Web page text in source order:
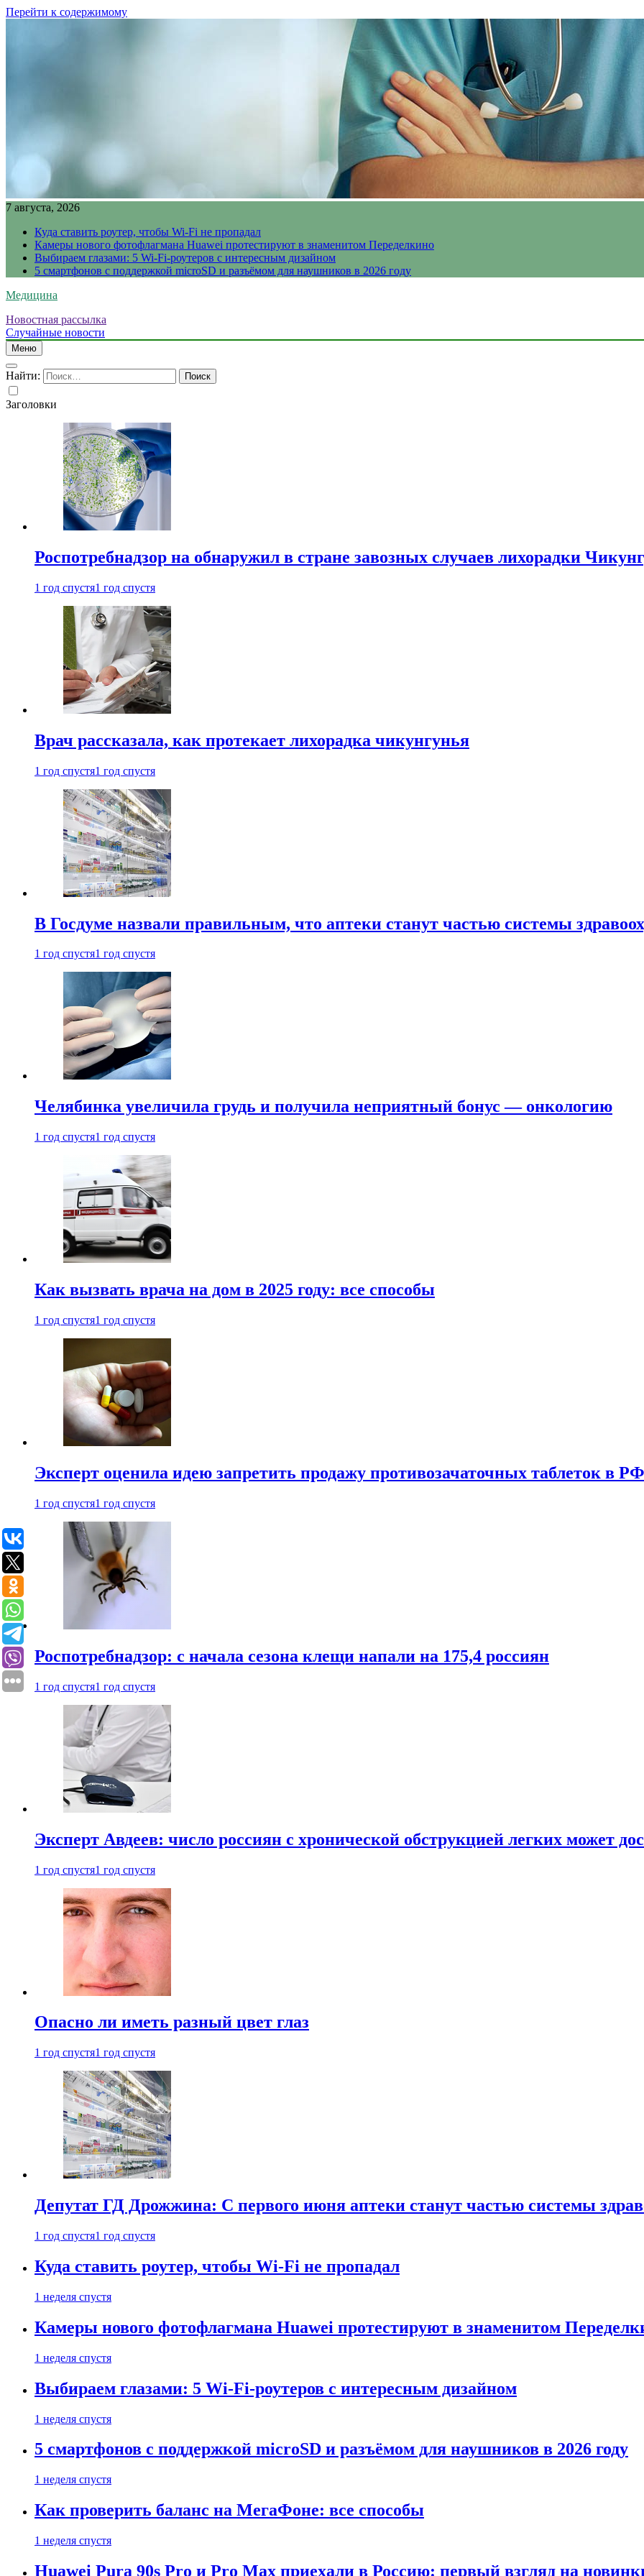
Перейти к содержимому
7 августа, 2026
Куда ставить роутер, чтобы Wi-Fi не пропадал
Камеры нового фотофлагмана Huawei протестируют в знаменитом Переделкино
Выбираем глазами: 5 Wi-Fi-роутеров с интересным дизайном
5 смартфонов с поддержкой microSD и разъёмом для наушников в 2026 году
Медицина
Новостная рассылка
Случайные новости
Меню
Найти:
Заголовки
Роспотребнадзор на обнаружил в стране завозных случаев лихорадки
1 год спустя1 год спустя
Врач рассказала, как протекает лихорадка чикунгунья
1 год спустя1 год спустя
В Госдуме назвали правильным, что аптеки станут частью системы
1 год спустя1 год спустя
Челябинка увеличила грудь и получила неприятный бонус — онкологию
1 год спустя1 год спустя
Как вызвать врача на дом в 2025 году: все способы
1 год спустя1 год спустя
Эксперт оценила идею запретить продажу противозачаточных таблеток в РФ
1 год спустя1 год спустя
Роспотребнадзор: с начала сезона клещи напали на 175,4 россиян
1 год спустя1 год спустя
Эксперт Авдеев: число россиян с хронической обструкцией легких может
1 год спустя1 год спустя
Опасно ли иметь разный цвет глаз
1 год спустя1 год спустя
Депутат ГД Дрожжина: С первого июня аптеки станут частью системы
1 год спустя1 год спустя
Куда ставить роутер, чтобы Wi-Fi не пропадал
1 неделя спустя
Камеры нового фотофлагмана Huawei протестируют в знаменитом
1 неделя спустя
Выбираем глазами: 5 Wi-Fi-роутеров с интересным дизайном
1 неделя спустя
5 смартфонов с поддержкой microSD и разъёмом для наушников в 2026 году
1 неделя спустя
Как проверить баланс на МегаФоне: все способы
1 неделя спустя
Huawei Pura 90s Pro и Pro Max приехали в Россию: первый взгляд на